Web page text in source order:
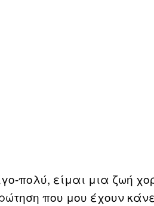
πολύ, είμαι μια ζωή
που μου έχουν